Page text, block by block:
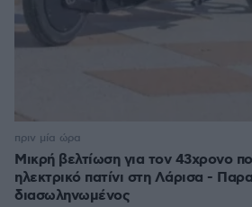
Μικρή βελτίωση για τον 43χρονο
ηλεκτρικό πατίνι στη Λάρισα -
διασωληνωμένος
πριν μία ώρα